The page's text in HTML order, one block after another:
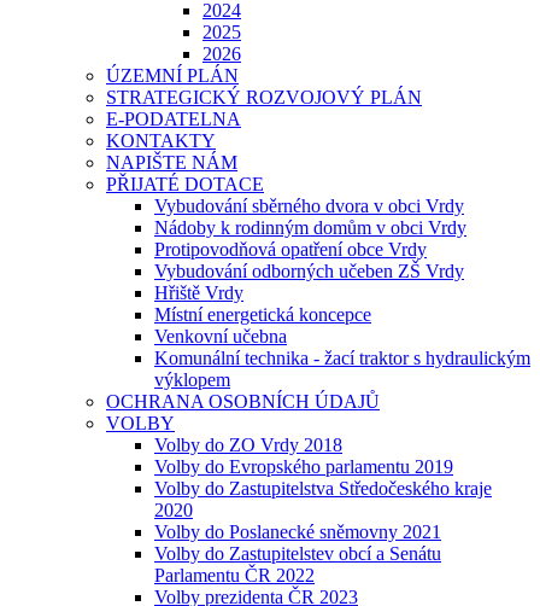
2024
2025
2026
ÚZEMNÍ PLÁN
STRATEGICKÝ ROZVOJOVÝ PLÁN
E-PODATELNA
KONTAKTY
NAPIŠTE NÁM
PŘIJATÉ DOTACE
Vybudování sběrného dvora v obci Vrdy
Nádoby k rodinným domům v obci Vrdy
Protipovodňová opatření obce Vrdy
Vybudování odborných učeben ZŠ Vrdy
Hřiště Vrdy
Místní energetická koncepce
Venkovní učebna
Komunální technika - žací traktor s hydraulickým
výklopem
OCHRANA OSOBNÍCH ÚDAJŮ
VOLBY
Volby do ZO Vrdy 2018
Volby do Evropského parlamentu 2019
Volby do Zastupitelstva Středočeského kraje
2020
Volby do Poslanecké sněmovny 2021
Volby do Zastupitelstev obcí a Senátu
Parlamentu ČR 2022
Volby prezidenta ČR 2023